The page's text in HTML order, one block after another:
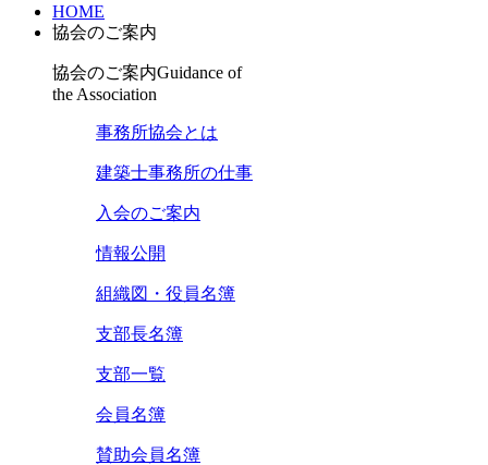
HOME
協会のご案内
協会のご案内Guidance of
the Association
事務所協会とは
建築士事務所の仕事
入会のご案内
情報公開
組織図・役員名簿
支部長名簿
支部一覧
会員名簿
賛助会員名簿